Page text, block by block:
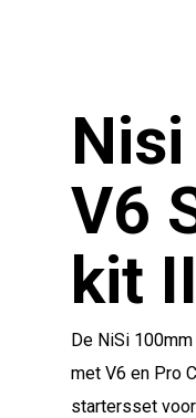
V6
kit
De NiSi
met V6 en Pro
startersset